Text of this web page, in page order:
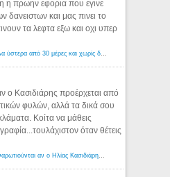
η πρωην εφορια που εγινε
δανειστων και μας πινει το
τα λεφτα εξω και οχι υπερ
Εφορία: Κατάσχονται όλα ύστερα από 30 μέρες και χωρίς δικαστικές αποφάσεις - Λόγιος Ερμής
ο Κασιδιάρης προέρχεται από
φυλών, αλλά τα δικά σου
Κοίτα να μάθεις
όταν θέτεις
Αμερικανοί ρατσιστές αναρωτιούνται αν ο Ηλίας Κασιδιάρης ανήκει στη λευκή φυλή... - Λόγιος Ερμής